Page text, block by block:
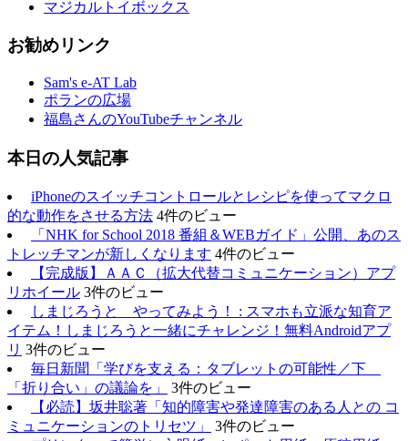
マジカルトイボックス
お勧めリンク
Sam's e-AT Lab
ポランの広場
福島さんのYouTubeチャンネル
本日の人気記事
iPhoneのスイッチコントロールとレシピを使ってマクロ
的な動作をさせる方法 4件のビュー
「NHK for School 2018 番組＆WEBガイド」公開、あのス
トレッチマンが新しくなります 4件のビュー
【完成版】ＡＡＣ（拡大代替コミュニケーション）アプ
リホイール 3件のビュー
しまじろうと やってみよう！ : スマホも立派な知育ア
イテム！しまじろうと一緒にチャレンジ！無料Androidアプ
リ 3件のビュー
毎日新聞「学びを支える：タブレットの可能性／下
「折り合い」の議論を」
3件のビュー
【必読】坂井聡著「知的障害や発達障害のある人との コ
ミュニケーションのトリセツ」
3件のビュー